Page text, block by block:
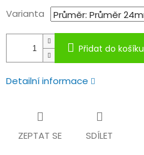
Varianta
Přidat do košíku
Detailní informace
ZEPTAT SE SDÍLET